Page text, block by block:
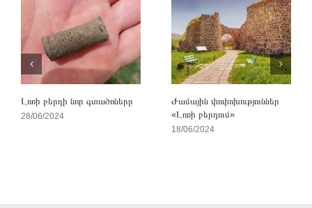
Լոռի բերդի նոր գտածոները
28/06/2024
Ժամային փոփոխություններ
«Լոռի բերդում»
18/06/2024